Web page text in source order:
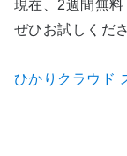
現在、2週間無
ぜひお試しくだ
ひかりクラウド